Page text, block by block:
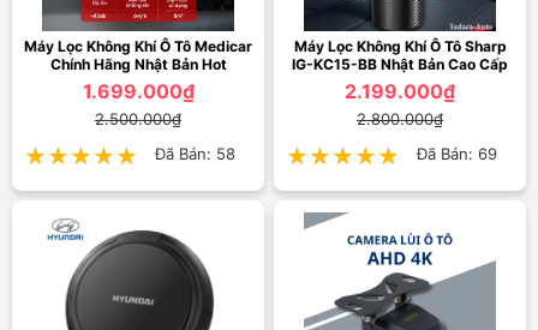
Máy Lọc Không Khí Ô Tô Medicar
Chính Hãng Nhật Bản Hot
1.699.000₫
2.500.000₫
★★★★★
★★★★★ Đã Bán: 58
Máy Lọc Không Khí Ô Tô Sharp
IG-KC15-BB Nhật Bản Cao Cấp
2.199.000₫
2.800.000₫
★★★★★
★★★★★ Đã Bán: 69